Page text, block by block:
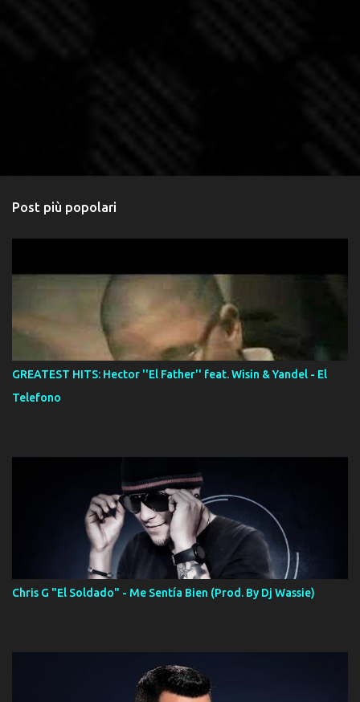
Post più popolari
GREATEST HITS: Hector ''El Father'' feat. Wisin & Yandel - El
Telefono
Chris G "El Soldado" - Me Sentía Bien (Prod. By Dj Wassie)